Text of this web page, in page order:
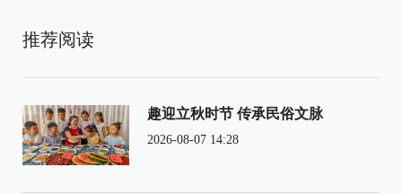
推荐阅读
趣迎立秋时节 传承民俗文脉
2026-08-07 14:28